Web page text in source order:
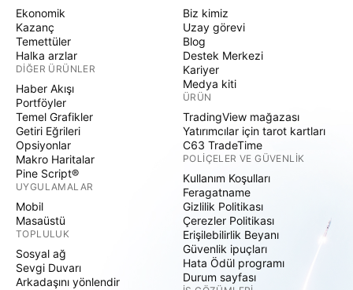
Ekonomik
Kazanç
Temettüler
Halka arzlar
DIĞER ÜRÜNLER
Haber Akışı
Portföyler
Temel Grafikler
Getiri Eğrileri
Opsiyonlar
Makro Haritalar
Pine Script®
UYGULAMALAR
Mobil
Masaüstü
TOPLULUK
Sosyal ağ
Sevgi Duvarı
Arkadaşını yönlendir
Biz kimiz
Uzay görevi
Blog
Destek Merkezi
Kariyer
Medya kiti
ÜRÜN
TradingView mağazası
Yatırımcılar için tarot kartları
C63 TradeTime
POLIÇELER VE GÜVENLIK
Kullanım Koşulları
Feragatname
Gizlilik Politikası
Çerezler Politikası
Erişilebilirlik Beyanı
Güvenlik ipuçları
Hata Ödül programı
Durum sayfası